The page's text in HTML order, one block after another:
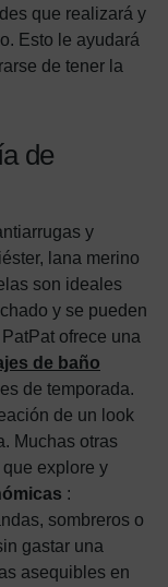
que realizará y
Esto le ayudará
de tener la
de
y
lana merino
son ideales
y se pueden
PatPat ofrece una
de baño
de temporada.
de un look
Muchas otras
explore y
:
sombreros o
gastar una
asequibles en